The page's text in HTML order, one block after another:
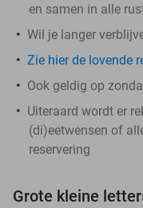
en samen in alle
Wil je langer
Zie hier de lovende
Ook geldig op
Uiteraard wordt er
(di)eetwensen of
reservering
Grote kleine